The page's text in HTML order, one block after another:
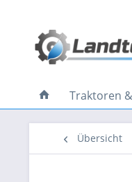
Traktoren
Übersicht